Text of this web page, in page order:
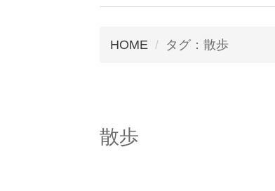
HOME タグ：散歩
散歩